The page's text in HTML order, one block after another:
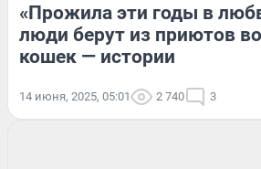
«Прожила эти годы в
люди берут из приютов
кошек — истории
14 июня, 2025, 05:01 2 740 3